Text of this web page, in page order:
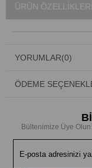
ÜRÜN ÖZELLIKLERI
YORUMLAR(0)
ÖDEME
Bültenimize Üye